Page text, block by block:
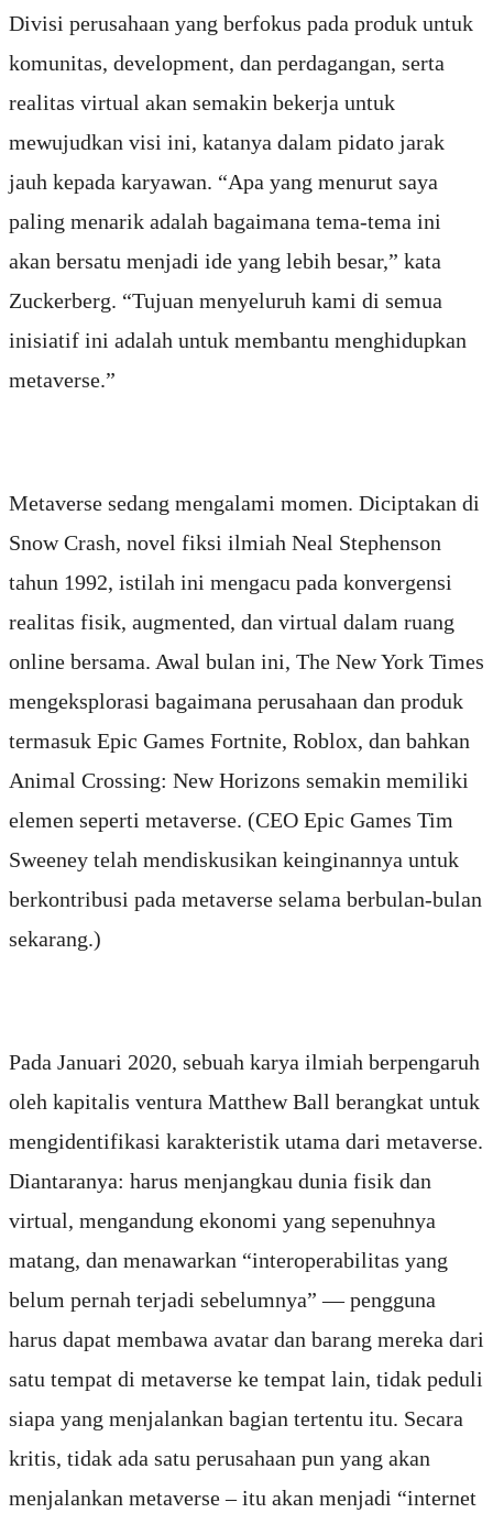
Divisi perusahaan yang berfokus pada produk untuk
komunitas, development, dan perdagangan, serta
realitas virtual akan semakin bekerja untuk
mewujudkan visi ini, katanya dalam pidato jarak
jauh kepada karyawan. “Apa yang menurut saya
paling menarik adalah bagaimana tema-tema ini
akan bersatu menjadi ide yang lebih besar,” kata
Zuckerberg. “Tujuan menyeluruh kami di semua
inisiatif ini adalah untuk membantu menghidupkan
metaverse.”
Metaverse sedang mengalami momen. Diciptakan di
Snow Crash, novel fiksi ilmiah Neal Stephenson
tahun 1992, istilah ini mengacu pada konvergensi
realitas fisik, augmented, dan virtual dalam ruang
online bersama. Awal bulan ini, The New York Times
mengeksplorasi bagaimana perusahaan dan produk
termasuk Epic Games Fortnite, Roblox, dan bahkan
Animal Crossing: New Horizons semakin memiliki
elemen seperti metaverse. (CEO Epic Games Tim
Sweeney telah mendiskusikan keinginannya untuk
berkontribusi pada metaverse selama berbulan-bulan
sekarang.)
Pada Januari 2020, sebuah karya ilmiah berpengaruh
oleh kapitalis ventura Matthew Ball berangkat untuk
mengidentifikasi karakteristik utama dari metaverse.
Diantaranya: harus menjangkau dunia fisik dan
virtual, mengandung ekonomi yang sepenuhnya
matang, dan menawarkan “interoperabilitas yang
belum pernah terjadi sebelumnya” — pengguna
harus dapat membawa avatar dan barang mereka dari
satu tempat di metaverse ke tempat lain, tidak peduli
siapa yang menjalankan bagian tertentu itu. Secara
kritis, tidak ada satu perusahaan pun yang akan
menjalankan metaverse – itu akan menjadi “internet